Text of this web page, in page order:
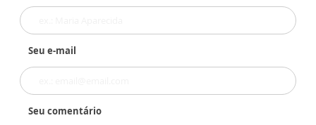
Seu e-mail
Seu comentário